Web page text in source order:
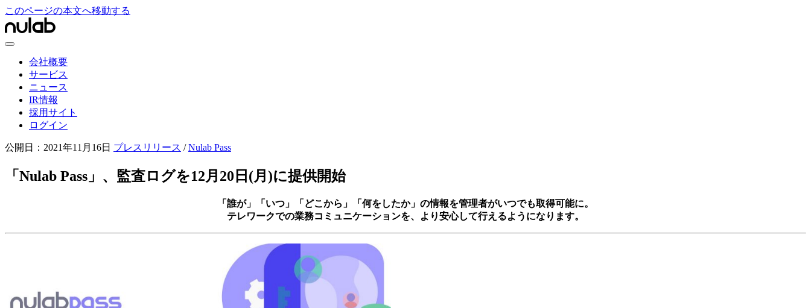
このページの本文へ移動する
会社概要
サービス
ニュース
IR情報
採用サイト
ログイン
公開日： 2021年11月16日 プレスリリース / Nulab Pass
「Nulab Pass」、監査ログを12月20日(月)に提供開始
「誰が」「いつ」「どこから」「何をしたか」の情報を管理者がいつでも取得可能に。
テレワークでの業務コミュニケーションを、より安心して行えるようになります。